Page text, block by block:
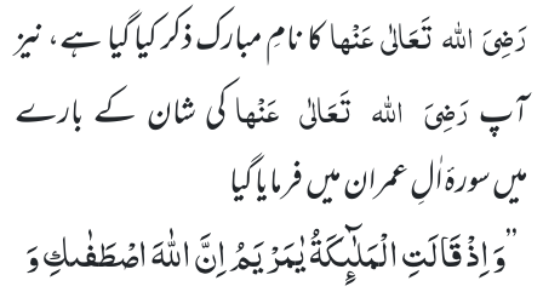
رَضِیَاللہتَعَالٰیعَنْہاکا نامِ مبارک ذکر کیا گیا ہے، نیز
آپرَضِیَ اللہ تَعَالٰی عَنْہاکی شان کے بارے
میںسورۂ اٰلِ عمران میںفرمایا گیا
’’وَ اِذْ قَالَتِ الْمَلٰٓىٕكَةُ یٰمَرْیَمُ اِنَّ اللّٰهَ اصْطَفٰىكِ وَ